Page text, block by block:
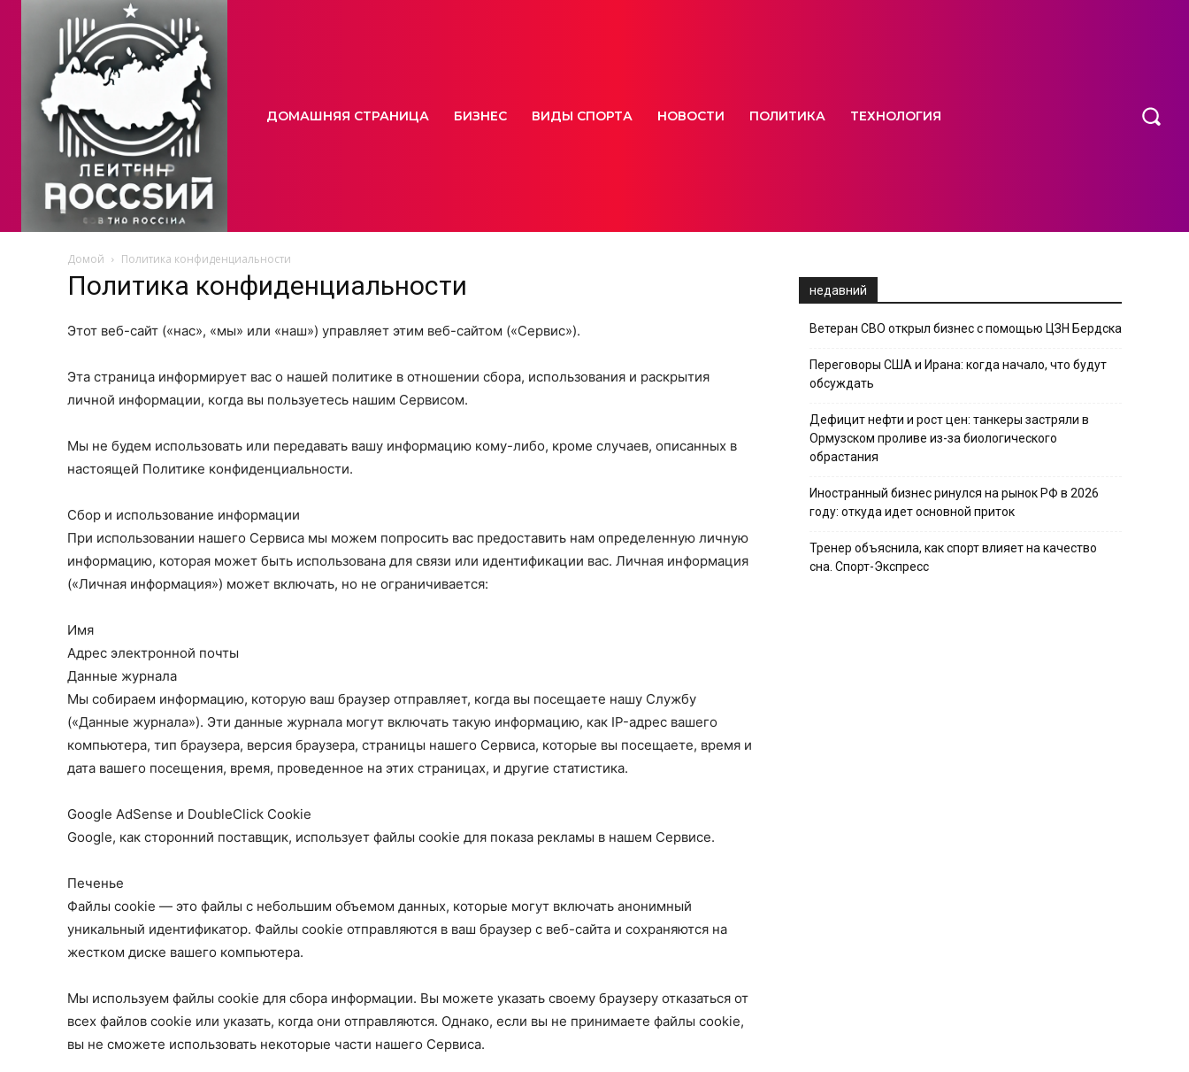
ДОМАШНЯЯ СТРАНИЦА БИЗНЕС ВИДЫ СПОРТА НОВОСТИ ПОЛИТИКА ТЕХНОЛОГИЯ
Домой Политика конфиденциальности
Политика конфиденциальности
Этот веб-сайт («нас», «мы» или «наш») управляет этим веб-сайтом («Сервис»).
Эта страница информирует вас о нашей политике в отношении сбора, использования и раскрытия
личной информации, когда вы пользуетесь нашим Сервисом.
Мы не будем использовать или передавать вашу информацию кому-либо, кроме случаев, описанных в
настоящей Политике конфиденциальности.
Сбор и использование информации
При использовании нашего Сервиса мы можем попросить вас предоставить нам определенную личную
информацию, которая может быть использована для связи или идентификации вас. Личная информация
(«Личная информация») может включать, но не ограничивается:
Имя
Адрес электронной почты
Данные журнала
Мы собираем информацию, которую ваш браузер отправляет, когда вы посещаете нашу Службу
(«Данные журнала»). Эти данные журнала могут включать такую ​​информацию, как IP-адрес вашего
компьютера, тип браузера, версия браузера, страницы нашего Сервиса, которые вы посещаете, время и
дата вашего посещения, время, проведенное на этих страницах, и другие статистика.
Google AdSense и DoubleClick Cookie
Google, как сторонний поставщик, использует файлы cookie для показа рекламы в нашем Сервисе.
Печенье
Файлы cookie — это файлы с небольшим объемом данных, которые могут включать анонимный
уникальный идентификатор. Файлы cookie отправляются в ваш браузер с веб-сайта и сохраняются на
жестком диске вашего компьютера.
Мы используем файлы cookie для сбора информации. Вы можете указать своему браузеру отказаться от
всех файлов cookie или указать, когда они отправляются. Однако, если вы не принимаете файлы cookie,
вы не сможете использовать некоторые части нашего Сервиса.
недавний
Ветеран СВО открыл бизнес с помощью ЦЗН Бердска
Переговоры США и Ирана: когда начало, что будут
обсуждать
Дефицит нефти и рост цен: танкеры застряли в
Ормузском проливе из-за биологического
обрастания
Иностранный бизнес ринулся на рынок РФ в 2026
году: откуда идет основной приток
Тренер объяснила, как спорт влияет на качество
сна. Спорт-Экспресс